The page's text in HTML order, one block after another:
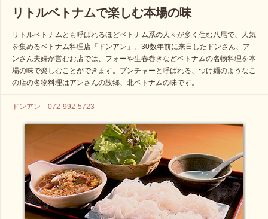
リトルベトナムで楽しむ本場の味
リトルベトナムとも呼ばれるほどベトナム系の人々が多く住む八尾で、人気
を集めるベトナム料理店「ドンアン」。30数年前に来日したドンさん、ア
ンさん夫婦が営むお店では、フォーや生春巻きなどベトナムの名物料理を本
場の味で楽しむことができます。ブンチャーと呼ばれる、つけ麺のようなこ
の店の名物料理はアンさんの故郷、北ベトナムの味です。
ドンアン 072-992-5723